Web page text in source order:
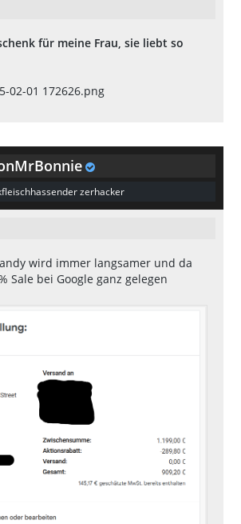
für meine Frau, sie liebt so
02-01 172626.png
zerhacker
wird immer langsamer und da
Sale bei Google ganz gelegen